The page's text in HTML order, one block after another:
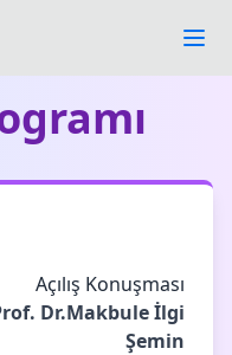
Açılış Konuşması
Dr.Makbule İlgi
Şemin